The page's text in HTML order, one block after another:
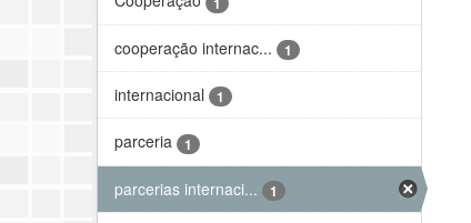
cooperação internac... 1
internacional 1
parceria 1
parcerias internaci... 1